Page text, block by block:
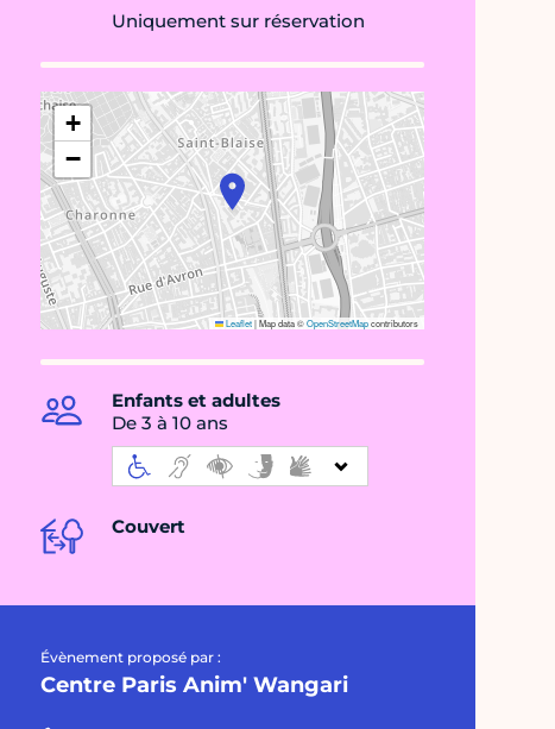
Uniquement sur réservation
+
−
Leaflet|Map data ©OpenStreetMapcontributors
Enfants et adultes
De 3 à 10 ans
Couvert
Évènement proposé par :
Centre Paris Anim' Wangari